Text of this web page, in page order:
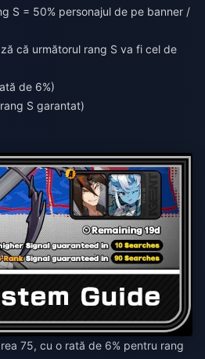
S = 50% personajul de pe banner /
că următorul rang S va fi cel de
de 6%)
S garantat)
75, cu o rată de 6% pentru rang